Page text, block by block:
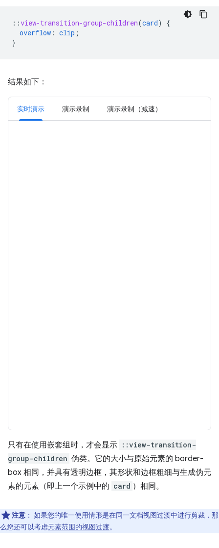
::view-transition-group-children(card)
{
overflow : clip ;
}
结果如下：
实时演示 演示录制 演示录制（减速）
只有在使用嵌套组时，才会显示 ::view-transition-
group-children 伪类。它的大小与原始元素的 border-
box 相同，并具有透明边框，其形状和边框粗细与生成伪元
素的元素（即上一个示例中的 card ）相同。
注意 ： 如果您的唯一使用情形是在同一文档视图过渡中进行剪裁，那
么您还可以考虑元素范围的视图过渡。